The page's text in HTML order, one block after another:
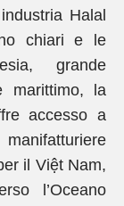
Halal
chiari e le
grande
marittimo, la
accesso a
il Việt Nam,
l’Oceano